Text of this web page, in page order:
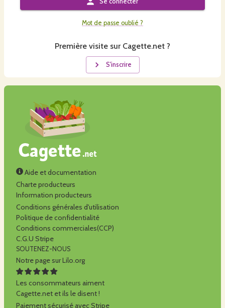
Mot de passe oublié ?
Première visite sur Cagette.net ?
S'inscrire
Aide et documentation
Charte producteurs
Information producteurs
Conditions générales d'utilisation
Politique de confidentialité
Conditions commerciales(CCP)
C.G.U Stripe
SOUTENEZ-NOUS
Notre page sur Lilo.org
Les consommateurs aiment
Cagette.net et ils le disent !
Paiement sécurisé avec Stripe